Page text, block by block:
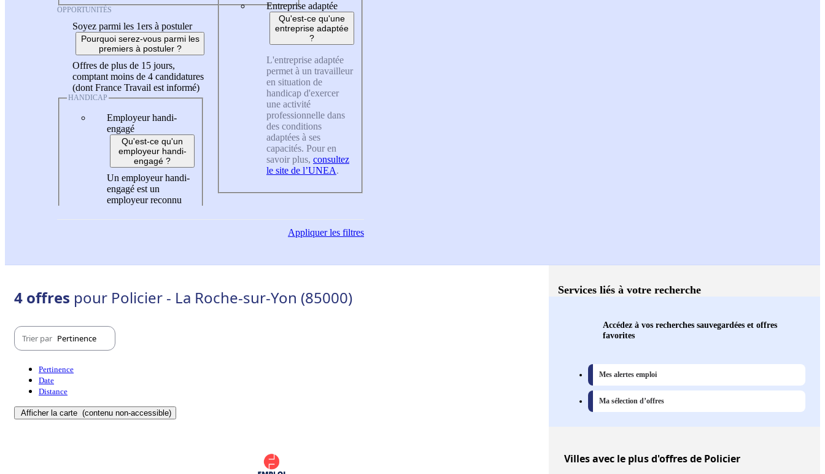
OPPORTUNITÉS
Soyez parmi les 1ers à postuler
Pourquoi serez-vous parmi les
premiers à postuler ?
Offres de plus de 15 jours,
comptant moins de 4 candidatures
(dont France Travail est informé)
HANDICAP
Employeur handi-
engagé
Qu'est-ce qu'un
employeur handi-
engagé ?
Un employeur handi-
engagé est un
employeur reconnu
Entreprise adaptée
Qu'est-ce qu'une
entreprise adaptée
?
L'entreprise adaptée
permet à un travailleur
en situation de
handicap d'exercer
une activité
professionnelle dans
des conditions
adaptées à ses
capacités. Pour en
savoir plus, consultez
le site de l’UNEA.
Appliquerles filtres
4 offres pour Policier - La Roche-sur-Yon (85000)
Trier par Pertinence
Pertinence
Date
Distance
Afficher la carte (contenu non-accessible)
Services liés à votre recherche
Accédez à vos recherches sauvegardées et offres
favorites
Mes alertes emploi
Ma sélection d’offres
Villesavec le plus d'offres de Policier